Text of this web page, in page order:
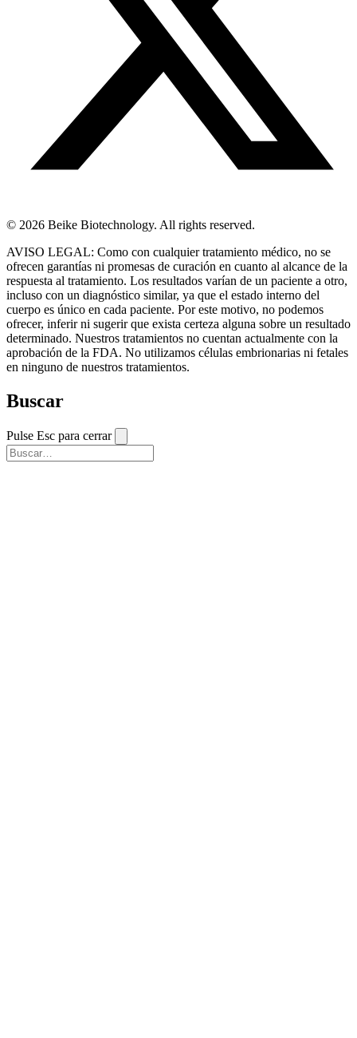
© 2026 Beike Biotechnology. All rights reserved.
AVISO LEGAL: Como con cualquier tratamiento médico, no se
ofrecen garantías ni promesas de curación en cuanto al alcance de la
respuesta al tratamiento. Los resultados varían de un paciente a otro,
incluso con un diagnóstico similar, ya que el estado interno del
cuerpo es único en cada paciente. Por este motivo, no podemos
ofrecer, inferir ni sugerir que exista certeza alguna sobre un resultado
determinado. Nuestros tratamientos no cuentan actualmente con la
aprobación de la FDA. No utilizamos células embrionarias ni fetales
en ninguno de nuestros tratamientos.
Buscar
Pulse Esc para cerrar